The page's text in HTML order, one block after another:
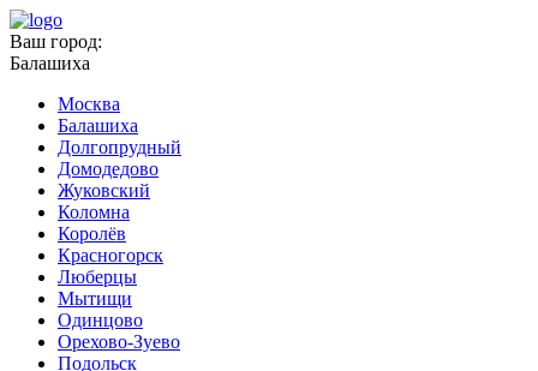
Ваш город:
Балашиха
Москва
Балашиха
Долгопрудный
Домодедово
Жуковский
Коломна
Королёв
Красногорск
Люберцы
Мытищи
Одинцово
Орехово-Зуево
Подольск